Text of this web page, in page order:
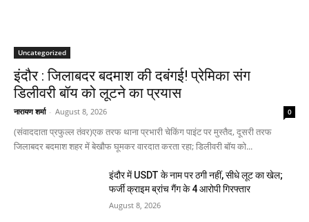
Uncategorized
इंदौर : जिलाबदर बदमाश की दबंगई! प्रेमिका संग
डिलीवरी बॉय को लूटने का प्रयास
नारायण शर्मा - August 8, 2026 0
(संवाददाता प्रफुल्ल तंवर)एक तरफ थाना प्रभारी चेकिंग पाइंट पर मुस्तैद, दूसरी तरफ
जिलाबदर बदमाश शहर में बेखौफ घूमकर वारदात करता रहा; डिलीवरी बॉय को...
इंदौर में USDT के नाम पर ठगी नहीं, सीधे लूट का खेल;
फर्जी क्राइम ब्रांच गैंग के 4 आरोपी गिरफ्तार
August 8, 2026